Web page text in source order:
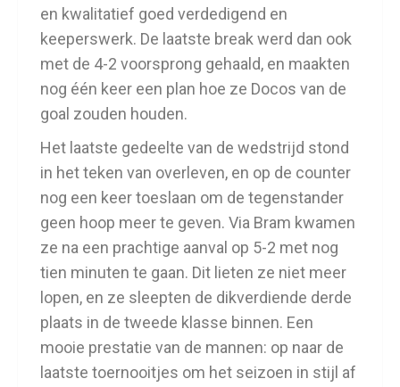
en kwalitatief goed verdedigend en
keeperswerk. De laatste break werd dan ook
met de 4-2 voorsprong gehaald, en maakten
nog één keer een plan hoe ze Docos van de
goal zouden houden.
Het laatste gedeelte van de wedstrijd stond
in het teken van overleven, en op de counter
nog een keer toeslaan om de tegenstander
geen hoop meer te geven. Via Bram kwamen
ze na een prachtige aanval op 5-2 met nog
tien minuten te gaan. Dit lieten ze niet meer
lopen, en ze sleepten de dikverdiende derde
plaats in de tweede klasse binnen. Een
mooie prestatie van de mannen: op naar de
laatste toernooitjes om het seizoen in stijl af